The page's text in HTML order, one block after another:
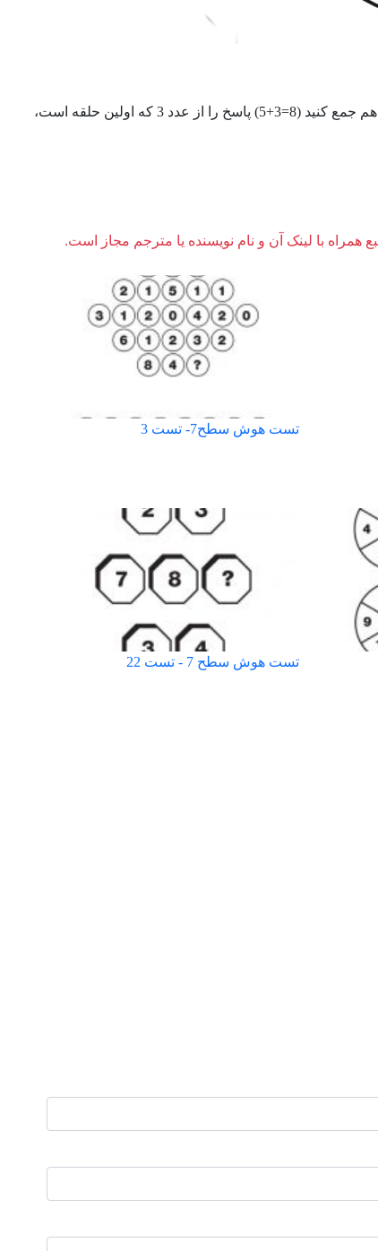
با توجه به شکل بالا، در جهت عقربه های ساعت حرکت کنید و دو عدد اول زنجیره را با هم جمع کنید (8=3+5) پاسخ را از عدد 3 که اولین حلقه است،
همراه با لینک آن و نام نویسنده یا مترجم مجاز است.
تست هوش سطح7- تست 3
تست هوش سطح 7 - تست 22